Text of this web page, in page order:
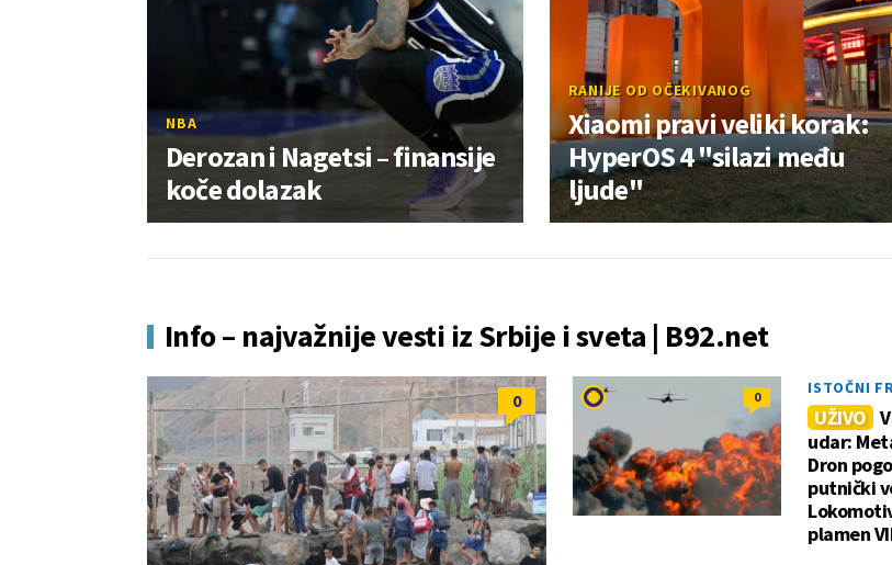
NBA
Derozan i Nagetsi – finansije
koče dolazak
RANIJE OD OČEKIVANOG
Xiaomi pravi veliki korak:
HyperOS 4 "silazi među
ljude"
Info – najvažnije vesti iz Srbije i sveta | B92.net
0 0 ISTOČNI
UŽIVO
udar:
Dron
putnički
plamen